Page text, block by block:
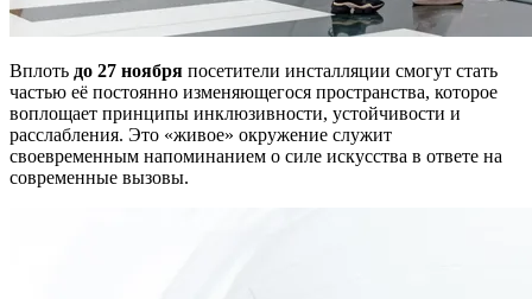
Вплоть до 27 ноября посетители инсталляции смогут стать
частью её постоянно изменяющегося пространства, которое
воплощает принципы инклюзивности, устойчивости и
расслабления. Это «живое» окружение служит
своевременным напоминанием о силе искусства в ответе на
современные вызовы.